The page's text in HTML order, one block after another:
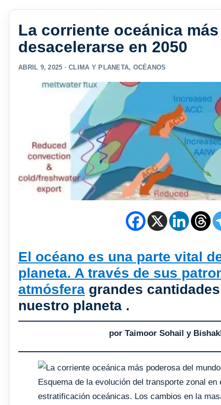
La corriente oceánica
desacelerarse en 2050
ABRIL 9, 2025 ·CLIMA Y PLANETA, OCÉANOS
El océano es una parte vital
planeta. A través de sus
atmósfera grandes
nuestro planeta .
por Taimoor Sohail y
Esquema de la evolución del transporte zonal
estratificación oceánicas. Los cambios en la